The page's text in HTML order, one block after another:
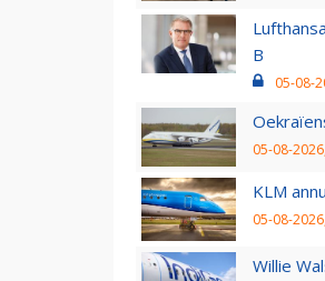
B
05-08-
05-08-
KLM
05-08-
Willie